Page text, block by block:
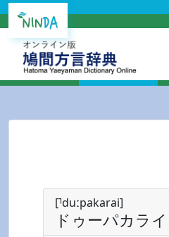
[⸣duːpakarai]
ドゥーパカライ